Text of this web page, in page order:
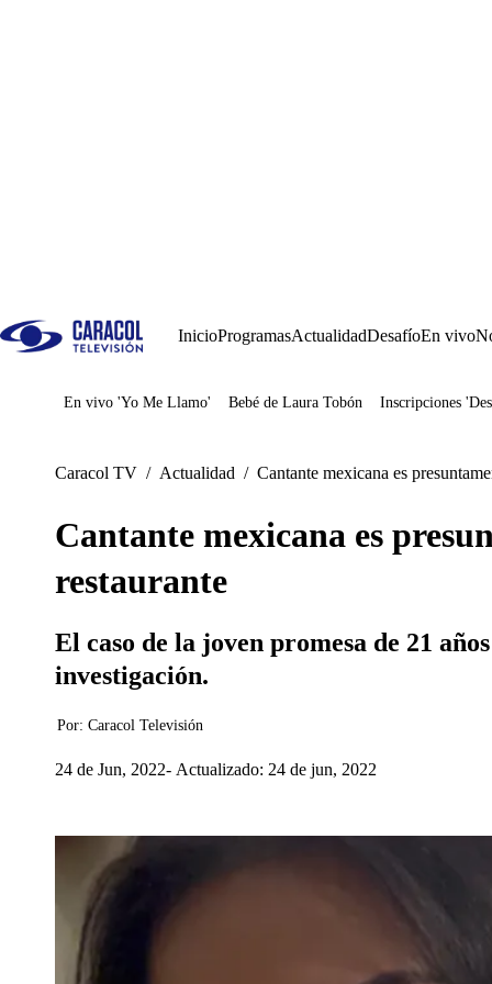
InicioProgramasActualidadDesafíoEn vivo
Juegos
En vivo 'Yo Me Llamo' Bebé de Laura Tobón Inscripciones
Caracol TV / Actualidad / Cantante mexicana es
Cantante mexicana es
restaurante
El caso de la joven promesa de 21
investigación.
Por: Caracol Televisión
24 de Jun, 2022 Actualizado: 24 de jun, 2022